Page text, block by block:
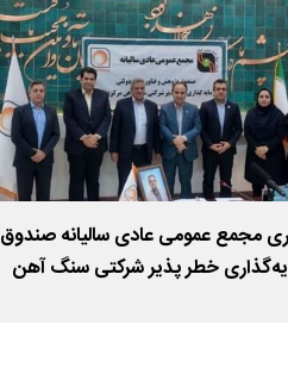
مجمع عمومی عادی سالیانه صندوق
خطر پذیر شرکتی سنگ آهن